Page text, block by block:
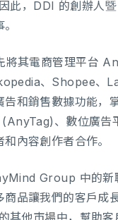
此，DDI 的創辦人
其電商管理平台
、Shopee、
告和銷售數據功能
、數位廣
內容創作者合作。
Group 中的新
品讓我們的客戶成